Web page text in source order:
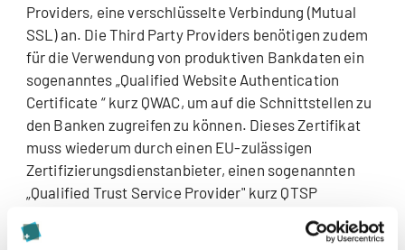
Providers, eine verschlüsselte Verbindung (Mutual
SSL) an. Die Third Party Providers benötigen zudem
für die Verwendung von produktiven Bankdaten ein
sogenanntes „Qualified Website Authentication
Certificate “ kurz QWAC, um auf die Schnittstellen zu
den Banken zugreifen zu können. Dieses Zertifikat
muss wiederum durch einen EU-zulässigen
Zertifizierungsdienstanbieter, einen sogenannten
„Qualified Trust Service Provider" kurz QTSP
reguliert und werden in der EU-Vertrauensliste